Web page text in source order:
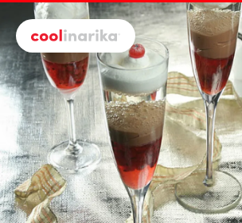
Preskoči na glavni sadržaj